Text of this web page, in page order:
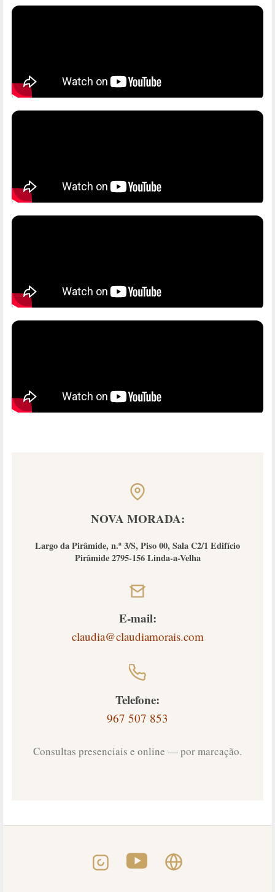
NOVA MORADA:
Largo da Pirâmide, n.º 3/S, Piso 00, Sala C2/1 Edifício
Pirâmide 2795-156 Linda-a-Velha
E-mail:
claudia@claudiamorais.com
Telefone:
967 507 853
Consultas presenciais e online — por marcação.